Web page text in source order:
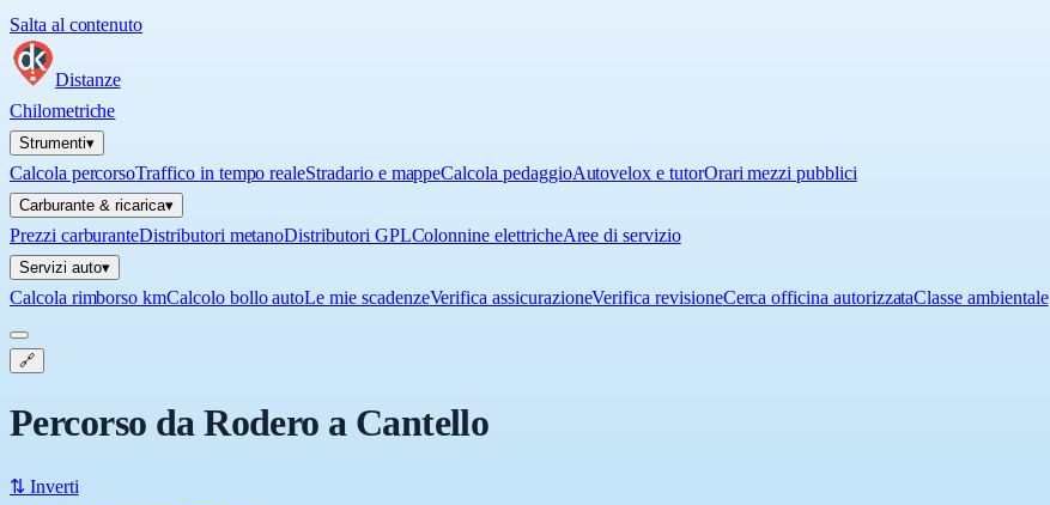
Salta al contenuto
Distanze
Chilometriche
Strumenti▾
Calcola percorsoTraffico in tempo realeStradario e mappeCalcola pedaggioAutovelox e tutorOrari mezzi pubblici
Carburante & ricarica▾
Prezzi carburanteDistributori metanoDistributori GPLColonnine elettricheAree di servizio
Servizi auto▾
Calcola rimborso kmCalcolo bollo autoLe mie scadenzeVerifica assicurazioneVerifica revisioneCerca officina autorizzataClasse ambientale
🔗
Percorso da Rodero a Cantello
⇅ Inverti